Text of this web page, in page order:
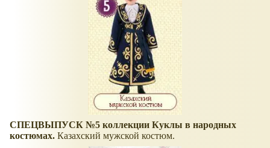
СПЕЦВЫПУСК №5 коллекции Куклы в народных
костюмах. Казахский мужской костюм.